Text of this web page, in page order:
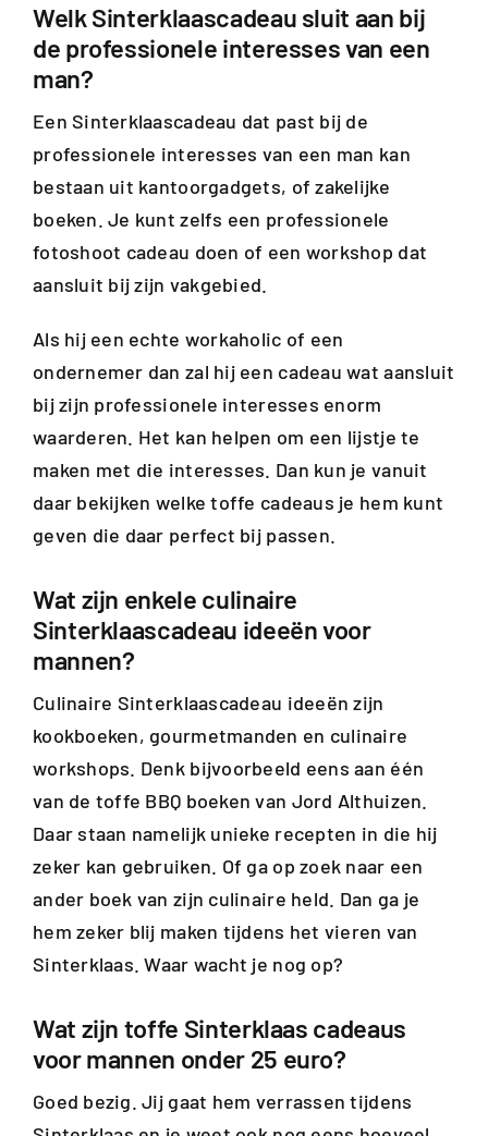
Welk Sinterklaascadeau sluit aan bij
de professionele interesses van een
man?
Een Sinterklaascadeau dat past bij de
professionele interesses van een man kan
bestaan uit kantoorgadgets, of zakelijke
boeken. Je kunt zelfs een professionele
fotoshoot cadeau doen of een workshop dat
aansluit bij zijn vakgebied.
Als hij een echte workaholic of een
ondernemer dan zal hij een cadeau wat aansluit
bij zijn professionele interesses enorm
waarderen. Het kan helpen om een lijstje te
maken met die interesses. Dan kun je vanuit
daar bekijken welke toffe cadeaus je hem kunt
geven die daar perfect bij passen.
Wat zijn enkele culinaire
Sinterklaascadeau ideeën voor
mannen?
Culinaire Sinterklaascadeau ideeën zijn
kookboeken, gourmetmanden en culinaire
workshops. Denk bijvoorbeeld eens aan één
van de toffe BBQ boeken van Jord Althuizen.
Daar staan namelijk unieke recepten in die hij
zeker kan gebruiken. Of ga op zoek naar een
ander boek van zijn culinaire held. Dan ga je
hem zeker blij maken tijdens het vieren van
Sinterklaas. Waar wacht je nog op?
Wat zijn toffe Sinterklaas cadeaus
voor mannen onder 25 euro?
Goed bezig. Jij gaat hem verrassen tijdens